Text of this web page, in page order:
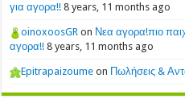
για αγορα!! 8 years, 11 months ago
oinoxoosGR on Νεα αγορα!πιο
αγορα!! 8 years, 11 months ago
Epitrapaizoume on Πωλήσεις &